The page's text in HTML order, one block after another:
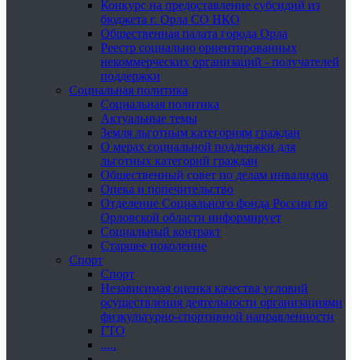
Конкурс на предоставление субсидий из
бюджета г. Орла СО НКО
Общественная палата города Орла
Реестр социально ориентированных
некоммерческих организаций - получателей
поддержки
Социальная политика
Социальная политика
Актуальные темы
Земля льготным категориям граждан
О мерах социальной поддержки для
льготных категорий граждан
Общественный совет по делам инвалидов
Опека и попечительство
Отделение Социального фонда России по
Орловской области информирует
Социальный контракт
Старшее поколение
Спорт
Спорт
Независимая оценка качества условий
осуществления деятельности организациями
физкультурно-спортивной направленности
ГТО
.....